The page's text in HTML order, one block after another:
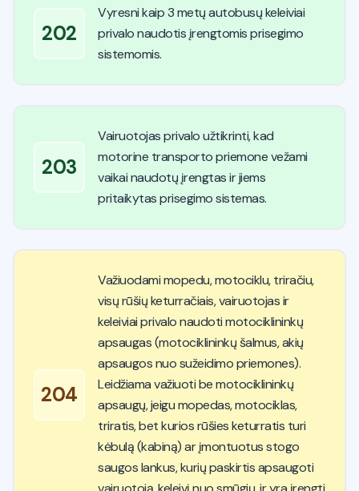
202
Vyresni kaip 3 metų autobusų keleiviai
privalo naudotis įrengtomis prisegimo
sistemomis.
203
Vairuotojas privalo užtikrinti, kad
motorine transporto priemone vežami
vaikai naudotų įrengtas ir jiems
pritaikytas prisegimo sistemas.
204
Važiuodami mopedu, motociklu, triračiu,
visų rūšių keturračiais, vairuotojas ir
keleiviai privalo naudoti motociklininkų
apsaugas (motociklininkų šalmus, akių
apsaugos nuo sužeidimo priemones).
Leidžiama važiuoti be motociklininkų
apsaugų, jeigu mopedas, motociklas,
triratis, bet kurios rūšies keturratis turi
kėbulą (kabiną) ar įmontuotus stogo
saugos lankus, kurių paskirtis apsaugoti